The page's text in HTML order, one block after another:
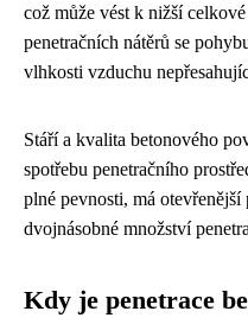
což může vést k nižší
penetračních nátěrů se
vlhkosti vzduchu
Stáří a kvalita betonového
spotřebu penetračního
plné pevnosti, má
dvojnásobné množství
Kdy je penetrace